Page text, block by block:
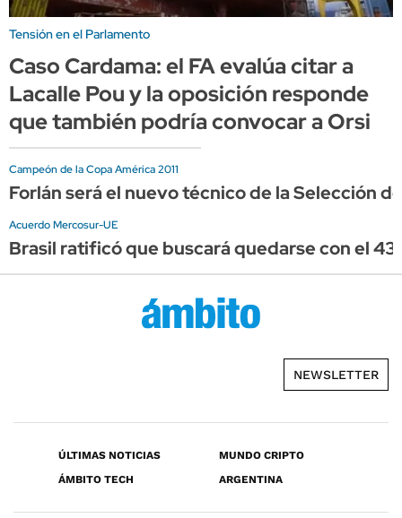
Tensión en el Parlamento
Caso Cardama: el FA evalúa citar a
Lacalle Pou y la oposición responde
que también podría convocar a Orsi
Campeón de la Copa América 2011
Forlán será el nuevo técnico de la Selección
Acuerdo Mercosur-UE
Brasil ratificó que buscará quedarse con el
NEWSLETTER
ÚLTIMAS NOTICIAS
MUNDO CRIPTO
ÁMBITO TECH
ARGENTINA